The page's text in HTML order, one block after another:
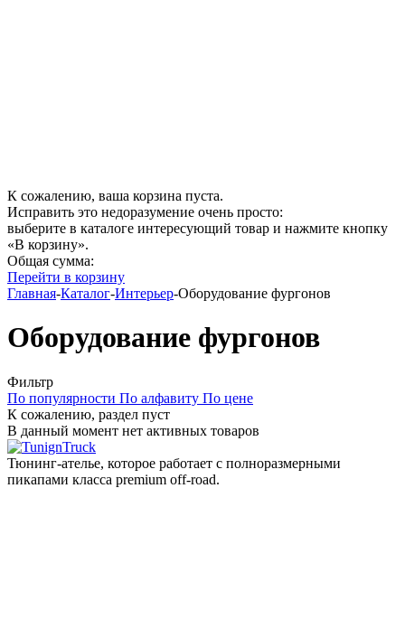
К сожалению, ваша корзина пуста.
Исправить это недоразумение очень просто:
выберите в каталоге интересующий товар и нажмите кнопку
«В корзину».
Общая сумма:
Перейти в корзину
Главная-Каталог-Интерьер-Оборудование фургонов
Оборудование фургонов
Фильтр
По популярности По алфавиту По цене
К сожалению, раздел пуст
В данный момент нет активных товаров
Тюнинг-ателье, которое работает с полноразмерными
пикапами класса premium off-road.